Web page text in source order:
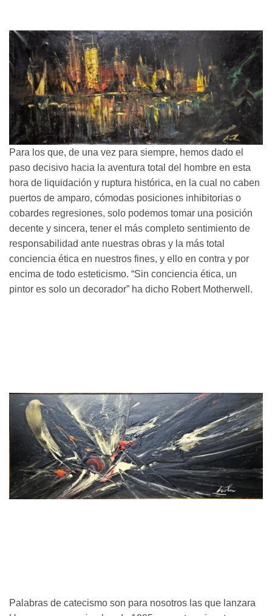
Para los que, de una vez para siempre, hemos dado el
paso decisivo hacia la aventura total del hombre en esta
hora de liquidación y ruptura histórica, en la cual no caben
puertos de amparo, cómodas posiciones inhibitorias o
cobardes regresiones, solo podemos tomar una posición
decente y sincera, tener el más completo sentimiento de
responsabilidad ante nuestras obras y la más total
conciencia ética en nuestros fines, y ello en contra y por
encima de todo esteticismo. “Sin conciencia ética, un
pintor es solo un decorador” ha dicho Robert Motherwell.
Palabras de catecismo son para nosotros las que lanzara